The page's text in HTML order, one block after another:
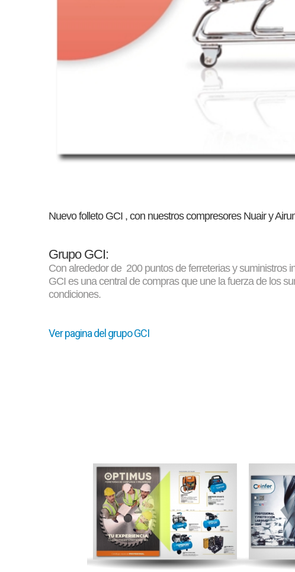
Nuevo folleto GCI , con nuestros compresores Nuair y
Grupo GCI:
Con alrededor de 200 puntos de ferreterias y suministros
GCI es una central de compras que une la fuerza de los
condiciones.
Ver pagina del grupo GCI